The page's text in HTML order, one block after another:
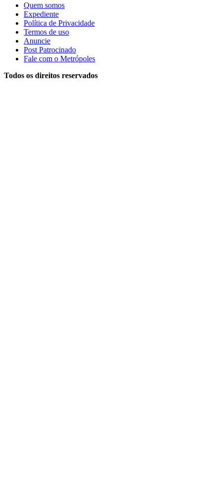
Quem somos
Expediente
Política de Privacidade
Termos de uso
Anuncie
Post Patrocinado
Fale com o Metrópoles
Todos os direitos reservados